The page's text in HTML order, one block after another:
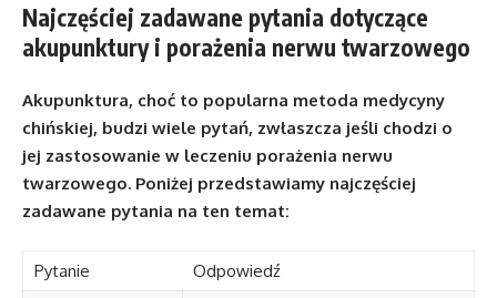
Najczęściej zadawane pytania dotyczące
akupunktury i porażenia nerwu twarzowego
Akupunktura, choć to popularna metoda medycyny
chińskiej, budzi wiele pytań, zwłaszcza jeśli chodzi o
jej zastosowanie w leczeniu porażenia nerwu
twarzowego. Poniżej przedstawiamy najczęściej
zadawane pytania na ten temat:
Pytanie
Odpowiedź